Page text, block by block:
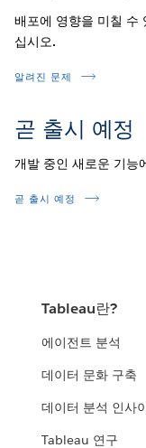
배포에 영향을 미칠 수
십시오.
알려진 문제
곧 출시 예정
개발 중인 새로운 기능
곧 출시 예정
Tableau란?
에이전트 분석
데이터 문화 구축
데이터 분석 인사
Tableau 연구